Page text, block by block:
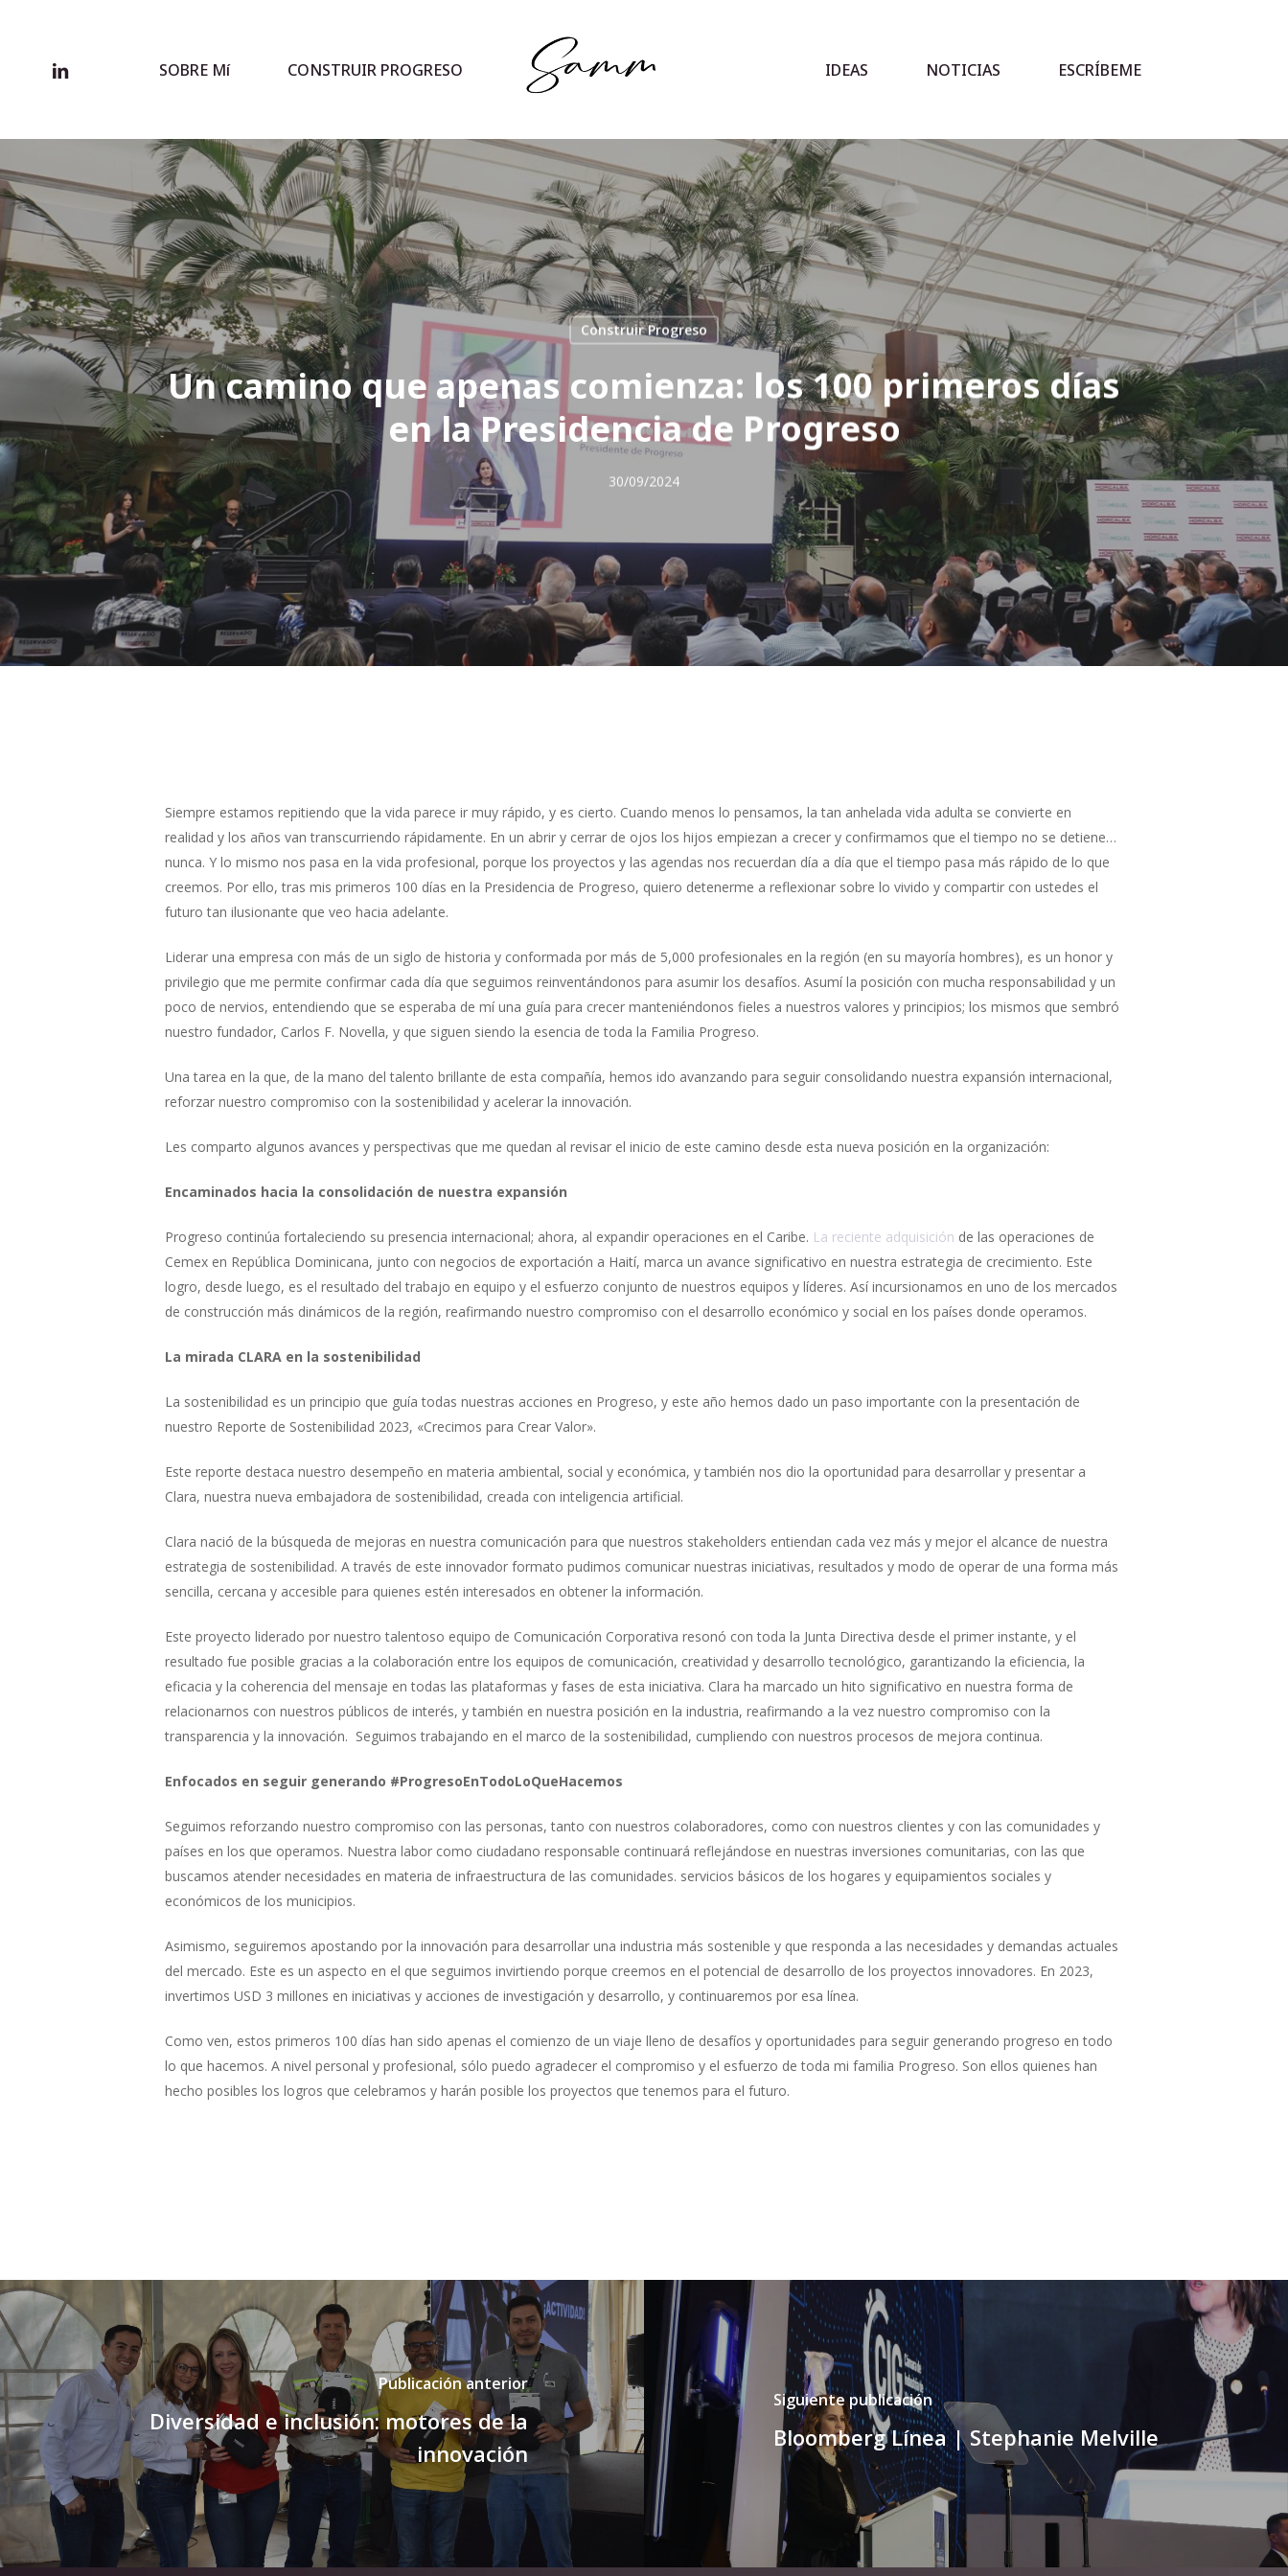
SOBRE Mí CONSTRUIR PROGRESO IDEAS NOTICIAS ESCRÍBEME
linkedin
Construir Progreso
Un camino que apenas comienza: los 100 primeros días
en la Presidencia de Progreso
30/09/2024
Siempre estamos repitiendo que la vida parece ir muy rápido, y es cierto. Cuando menos lo pensamos, la tan anhelada vida adulta se convierte en
realidad y los años van transcurriendo rápidamente. En un abrir y cerrar de ojos los hijos empiezan a crecer y confirmamos que el tiempo no se detiene…
nunca. Y lo mismo nos pasa en la vida profesional, porque los proyectos y las agendas nos recuerdan día a día que el tiempo pasa más rápido de lo que
creemos. Por ello, tras mis primeros 100 días en la Presidencia de Progreso, quiero detenerme a reflexionar sobre lo vivido y compartir con ustedes el
futuro tan ilusionante que veo hacia adelante.
Liderar una empresa con más de un siglo de historia y conformada por más de 5,000 profesionales en la región (en su mayoría hombres), es un honor y
privilegio que me permite confirmar cada día que seguimos reinventándonos para asumir los desafíos. Asumí la posición con mucha responsabilidad y un
poco de nervios, entendiendo que se esperaba de mí una guía para crecer manteniéndonos fieles a nuestros valores y principios; los mismos que sembró
nuestro fundador, Carlos F. Novella, y que siguen siendo la esencia de toda la Familia Progreso.
Una tarea en la que, de la mano del talento brillante de esta compañía, hemos ido avanzando para seguir consolidando nuestra expansión internacional,
reforzar nuestro compromiso con la sostenibilidad y acelerar la innovación.
Les comparto algunos avances y perspectivas que me quedan al revisar el inicio de este camino desde esta nueva posición en la organización:
Encaminados hacia la consolidación de nuestra expansión
Progreso continúa fortaleciendo su presencia internacional; ahora, al expandir operaciones en el Caribe. La reciente adquisición de las operaciones de
Cemex en República Dominicana, junto con negocios de exportación a Haití, marca un avance significativo en nuestra estrategia de crecimiento. Este
logro, desde luego, es el resultado del trabajo en equipo y el esfuerzo conjunto de nuestros equipos y líderes. Así incursionamos en uno de los mercados
de construcción más dinámicos de la región, reafirmando nuestro compromiso con el desarrollo económico y social en los países donde operamos.
La mirada CLARA en la sostenibilidad
La sostenibilidad es un principio que guía todas nuestras acciones en Progreso, y este año hemos dado un paso importante con la presentación de
nuestro Reporte de Sostenibilidad 2023, «Crecimos para Crear Valor».
Este reporte destaca nuestro desempeño en materia ambiental, social y económica, y también nos dio la oportunidad para desarrollar y presentar a
Clara, nuestra nueva embajadora de sostenibilidad, creada con inteligencia artificial.
Clara nació de la búsqueda de mejoras en nuestra comunicación para que nuestros stakeholders entiendan cada vez más y mejor el alcance de nuestra
estrategia de sostenibilidad. A través de este innovador formato pudimos comunicar nuestras iniciativas, resultados y modo de operar de una forma más
sencilla, cercana y accesible para quienes estén interesados en obtener la información.
Este proyecto liderado por nuestro talentoso equipo de Comunicación Corporativa resonó con toda la Junta Directiva desde el primer instante, y el
resultado fue posible gracias a la colaboración entre los equipos de comunicación, creatividad y desarrollo tecnológico, garantizando la eficiencia, la
eficacia y la coherencia del mensaje en todas las plataformas y fases de esta iniciativa. Clara ha marcado un hito significativo en nuestra forma de
relacionarnos con nuestros públicos de interés, y también en nuestra posición en la industria, reafirmando a la vez nuestro compromiso con la
transparencia y la innovación. Seguimos trabajando en el marco de la sostenibilidad, cumpliendo con nuestros procesos de mejora continua.
Enfocados en seguir generando #ProgresoEnTodoLoQueHacemos
Seguimos reforzando nuestro compromiso con las personas, tanto con nuestros colaboradores, como con nuestros clientes y con las comunidades y
países en los que operamos. Nuestra labor como ciudadano responsable continuará reflejándose en nuestras inversiones comunitarias, con las que
buscamos atender necesidades en materia de infraestructura de las comunidades. servicios básicos de los hogares y equipamientos sociales y
económicos de los municipios.
Asimismo, seguiremos apostando por la innovación para desarrollar una industria más sostenible y que responda a las necesidades y demandas actuales
del mercado. Este es un aspecto en el que seguimos invirtiendo porque creemos en el potencial de desarrollo de los proyectos innovadores. En 2023,
invertimos USD 3 millones en iniciativas y acciones de investigación y desarrollo, y continuaremos por esa línea.
Como ven, estos primeros 100 días han sido apenas el comienzo de un viaje lleno de desafíos y oportunidades para seguir generando progreso en todo
lo que hacemos. A nivel personal y profesional, sólo puedo agradecer el compromiso y el esfuerzo de toda mi familia Progreso. Son ellos quienes han
hecho posibles los logros que celebramos y harán posible los proyectos que tenemos para el futuro.
Publicación anterior
Diversidad e inclusión: motores de la
innovación
Siguiente publicación
Bloomberg Línea | Stephanie Melville